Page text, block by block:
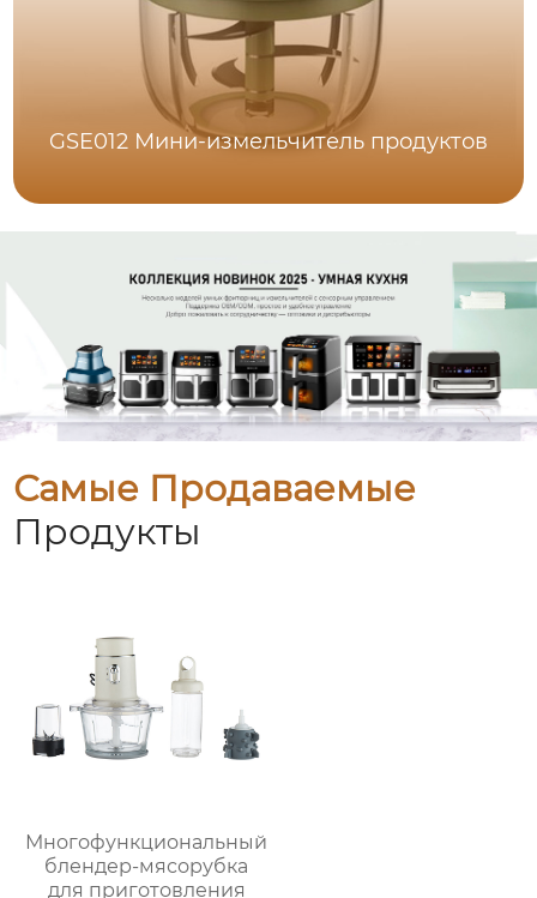
GSE012 Мини-измельчитель продуктов
Самые Продаваемые
Продукты
Многофункциональный
блендер-мясорубка
для приготовления